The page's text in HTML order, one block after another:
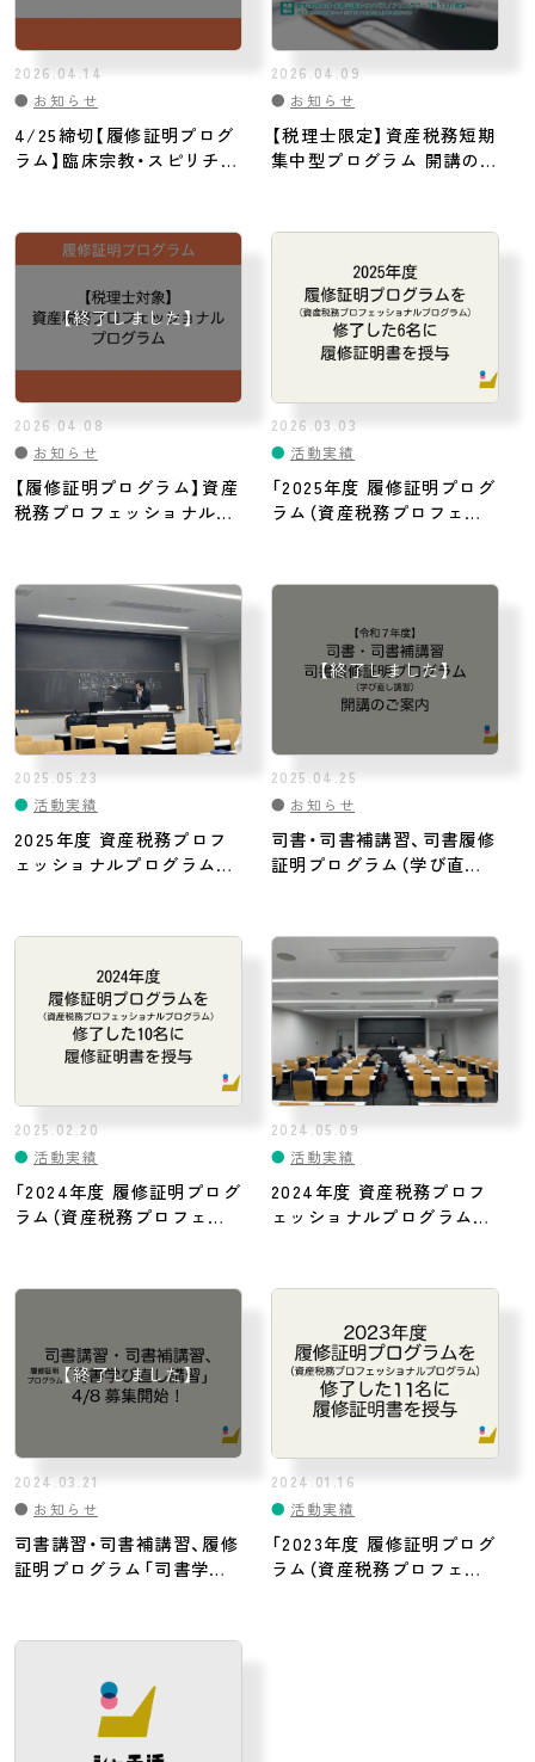
2026.04.14
● お知らせ
4/25締切【履修証明プログ
ラム】臨床宗教・スピリチュ
2026.04.09
● お知らせ
【税理士限定】資産税務短期
集中型プログラム 開講のお
2026.04.08
● お知らせ
【履修証明プログラム】資産
税務プロフェッショナルプ
2026.03.03
● 活動実績
「2025年度 履修証明プログ
ラム（資産税務プロフェッ
授与
2025.05.23
● 活動実績
2025年度 資産税務プロフ
ェッショナルプログラム開
2025.04.25
● お知らせ
司書・司書補講習、司書履修
証明プログラム（学び直し
2025.02.20
● 活動実績
「2024年度 履修証明プログ
ラム（資産税務プロフェッ
授与
2024.05.09
● 活動実績
2024年度 資産税務プロフ
ェッショナルプログラム開
2024.03.21
● お知らせ
司書講習・司書補講習、履修
証明プログラム「司書学び
2024.01.16
● 活動実績
「2023年度 履修証明プログ
ラム（資産税務プロフェッ